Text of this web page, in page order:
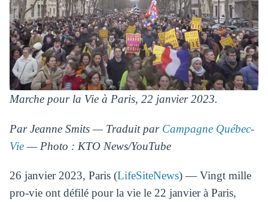
Marche pour la Vie à Paris, 22 janvier 2023.
Par Jeanne Smits — Traduit par Campagne Québec-
Vie— Photo : KTO News/YouTube
26 janvier 2023, Paris (LifeSiteNews) — Vingt mille
pro-vie ont défilé pour la vie le 22 janvier à Paris,